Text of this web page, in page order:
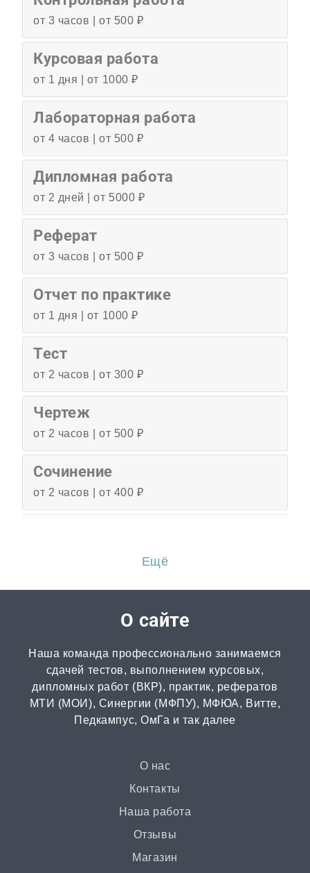
от 3 часов | от 500 ₽
Курсовая работа
от 1 дня | от 1000 ₽
Лабораторная работа
от 4 часов | от 500 ₽
Дипломная работа
от 2 дней | от 5000 ₽
Реферат
от 3 часов | от 500 ₽
Отчет по практике
от 1 дня | от 1000 ₽
Тест
от 2 часов | от 300 ₽
Чертеж
от 2 часов | от 500 ₽
Сочинение
от 2 часов | от 400 ₽
Перевод
от 2 часов | от 300 ₽
Диссертация
от 15 дней | от 15000 ₽
Бизнес-план
от 3 часов | от 500 ₽
от 3 часов | от 500 ₽
Ответы на билеты
Ещё
О сайте
Наша команда профессионально занимаемся
сдачей тестов, выполнением курсовых,
дипломных работ (ВКР), практик, рефератов
МТИ (МОИ), Синергии (МФПУ), МФЮА, Витте,
Педкампус, ОмГа и так далее
О нас
Контакты
Наша работа
Отзывы
Магазин